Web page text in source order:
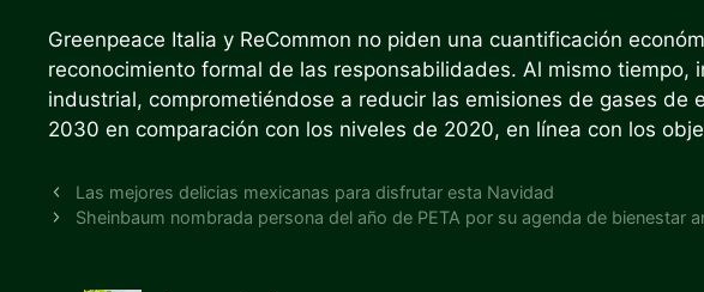
Greenpeace Italia y ReCommon no piden una cuantificación
reconocimiento formal de las responsabilidades. Al mismo tiempo,
industrial, comprometiéndose a reducir las emisiones de gases de
2030 en comparación con los niveles de 2020, en línea con los
Las mejores delicias mexicanas para disfrutar esta Navidad
Sheinbaum nombrada persona del año de PETA por su agenda de bienestar